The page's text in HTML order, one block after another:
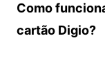
Como
cartão Digio?